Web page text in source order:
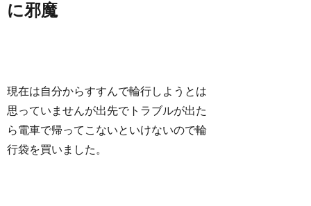
に邪魔
現在は自分からすすんで輪行しようとは
思っていませんが出先でトラブルが出た
ら電車で帰ってこないといけないので輪
行袋を買いました。